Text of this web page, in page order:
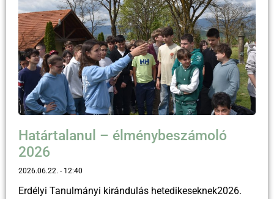
Határtalanul – élménybeszámoló
2026
2026.06.22. 12:40
Erdélyi Tanulmányi kirándulás hetedikeseknek2026.